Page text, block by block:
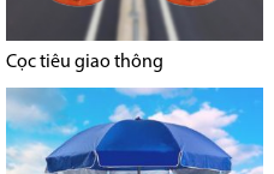
Cọc tiêu giao thông